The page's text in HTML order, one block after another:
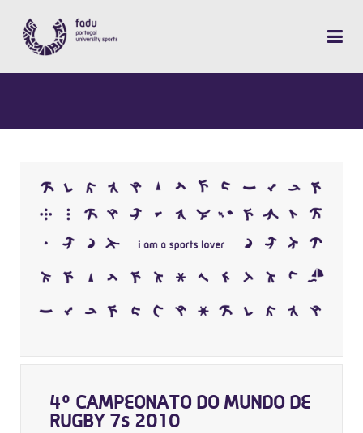
4º CAMPEONATO DO MUNDO DE
RUGBY 7s 2010